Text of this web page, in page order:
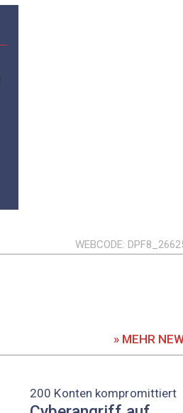
WEBCODE
» MEHR
200 Konten kompromittiert